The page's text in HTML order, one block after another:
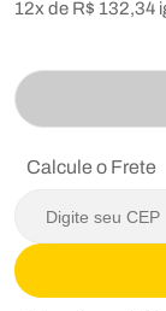
12x de R$ 132,34
Calcule o Frete